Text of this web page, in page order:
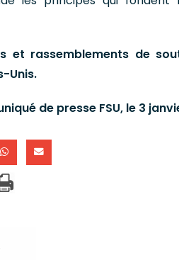
et rassemblements de
Unis.
de presse FSU, le 3